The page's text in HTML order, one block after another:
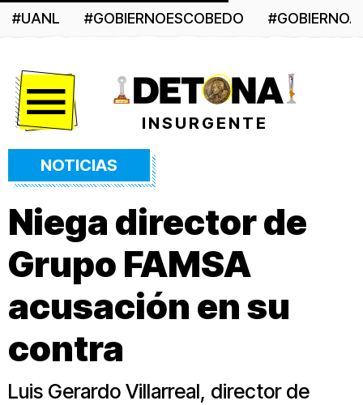
#UANL #GOBIERNOESCOBEDO
INSURGENTE
NOTICIAS
Niega director de
Grupo FAMSA
acusación en su
contra
Luis Gerardo Villarreal, director de